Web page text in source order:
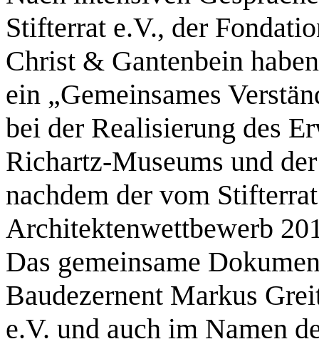
Stifterrat e.V., der
Christ & Gantenbein
ein „Gemeinsames
bei der Realisierung des
Richartz-Museums und
nachdem der vom
Architektenwettbewerb
Das gemeinsame
Baudezernent Markus
e.V. und auch im Namen